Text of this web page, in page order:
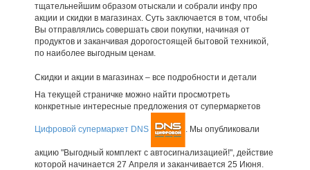
тщательнейшим образом отыскали и собрали инфу про
акции и скидки в магазинах. Суть заключается в том, чтобы
Вы отправлялись совершать свои покупки, начиная от
продуктов и заканчивая дорогостоящей бытовой техникой,
по наиболее выгодным ценам.
Скидки и акции в магазинах – все подробности и детали
На текущей страничке можно найти просмотреть
конкретные интересные предложения от супермаркетов
Цифровой супермаркет DNS . Мы опубликовали
акцию "Выгодный комплект с автосигнализацией!", действие
которой начинается 27 Апреля и заканчивается 25 Июня.